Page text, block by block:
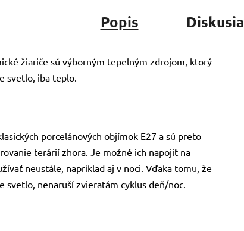
Popis Diskusia
žiariče sú výborným tepelným zdrojom, ktorý
svetlo, iba teplo.
porcelánových objímok E27 a sú preto
terárií zhora. Je možné ich napojiť na
neustále, napríklad aj v noci. Vďaka tomu, že
svetlo, nenaruší zvieratám cyklus deň/noc.